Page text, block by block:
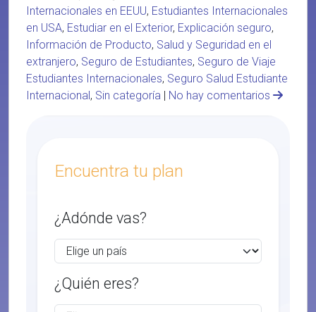
Internacionales en EEUU, Estudiantes Internacionales
en USA, Estudiar en el Exterior, Explicación seguro,
Información de Producto, Salud y Seguridad en el
extranjero, Seguro de Estudiantes, Seguro de Viaje
Estudiantes Internacionales, Seguro Salud Estudiante
Internacional, Sin categoría | No hay comentarios
Encuentra tu plan
¿Adónde vas?
¿Quién eres?